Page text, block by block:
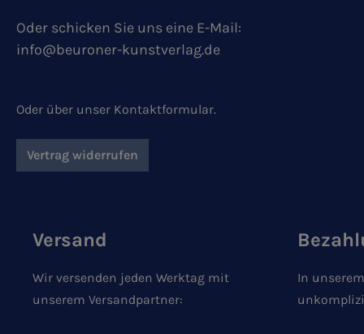
Oder schicken Sie uns eine E-Mail:
info@beuroner-kunstverlag.de
Oder über unser Kontaktformular.
Vertrag widerrufen
Versand
Wir versenden jeden Werktag mit
unserem Versandpartner:
In